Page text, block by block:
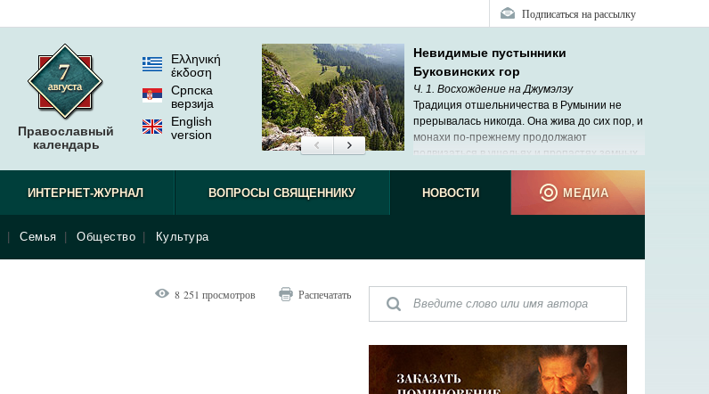
Подписаться на рассылку
Православный
календарь
Ελληνική
έκδοση
Српска
верзиjа
English
version
Невидимые пустынники
Буковинских гор
Ч. 1. Восхождение на Джумэлэу
Традиция отшельничества в Румынии не
прерывалась никогда. Она жива до сих пор, и
монахи по-прежнему продолжают
подвизаться в ущельях и пропастях земных.
ИНТЕРНЕТ-ЖУРНАЛ ВОПРОСЫ СВЯЩЕННИКУ НОВОСТИ
Семья Общество Культура
МЕДИА
8 251 просмотров Распечатать